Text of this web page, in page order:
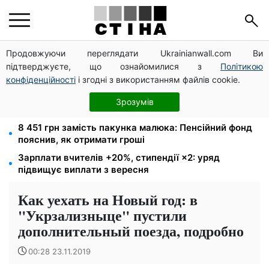
Продовжуючи переглядати Ukrainianwall.com Ви
підтверджуєте, що ознайомилися з Політикою
конфіденційності і згодні з використанням файлів cookie.
Зрозумів
Пенсія по інвалідності III групи з вересня: від 2595
до 10 625 грн — хто скільки отримає
Мавіки, зарядні станції та апарати для реанімації:
Християнський корпус передав вантаж на
Запорізький та Покровський напрямки
8 451 грн замість пакунка малюка: Пенсійний фонд
пояснив, як отримати гроші
Зарплати вчителів +20%, стипендії ×2: уряд
підвищує виплати з вересня
Как уехать на Новый год: в
"Укрзализныце" пустили
дополнительный поезда, подробно
00:28 23.11.2019